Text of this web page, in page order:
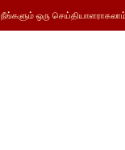
நீங்களும் ஒரு